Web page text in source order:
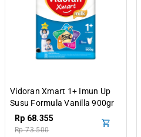
Vidoran Xmart 1+ Imun Up
Susu Formula Vanilla 900gr
Rp 68.355
Rp 73.500